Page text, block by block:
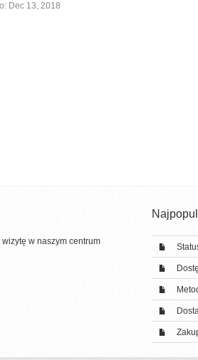
Dec 13, 2018
w naszym centrum